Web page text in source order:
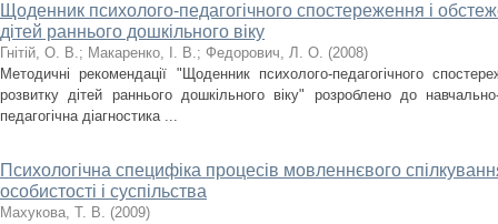
Щоденник психолого-педагогічного спостереження і
дітей раннього дошкільного віку
Гнітій, О. В.; Макаренко, І. В.; Федорович, Л. О. (2008)
Методичні рекомендації "Щоденник психолого-педагогічного
розвитку дітей раннього дошкільного віку" розроблено до
педагогічна діагностика ...
Психологічна специфіка процесів мовленнєвого
особистості і суспільства
Махукова, Т. В. (2009)